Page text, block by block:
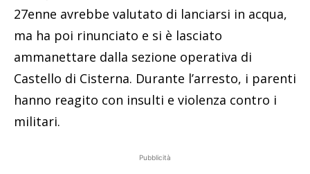
27enne avrebbe valutato di lanciarsi in acqua,
ma ha poi rinunciato e si è lasciato
ammanettare dalla sezione operativa di
Castello di Cisterna. Durante l’arresto, i parenti
hanno reagito con insulti e violenza contro i
militari.
Pubblicità